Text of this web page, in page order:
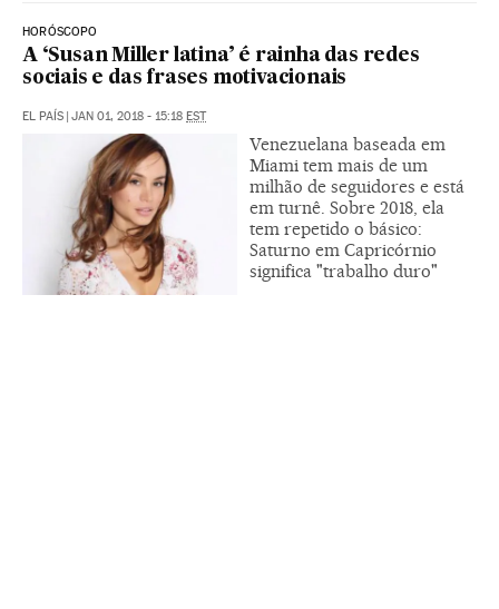
HORÓSCOPO
A ‘Susan Miller latina’ é rainha das redes
sociais e das frases motivacionais
EL PAÍS | JAN 01, 2018 - 15:18 EST
Venezuelana baseada em
Miami tem mais de um
milhão de seguidores e está
em turnê. Sobre 2018, ela
tem repetido o básico:
Saturno em Capricórnio
significa "trabalho duro"